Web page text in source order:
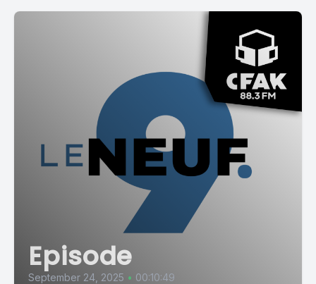
Episode
September 24, 2025 • 00:10:49